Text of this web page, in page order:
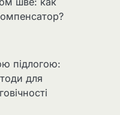
підлогою:
для